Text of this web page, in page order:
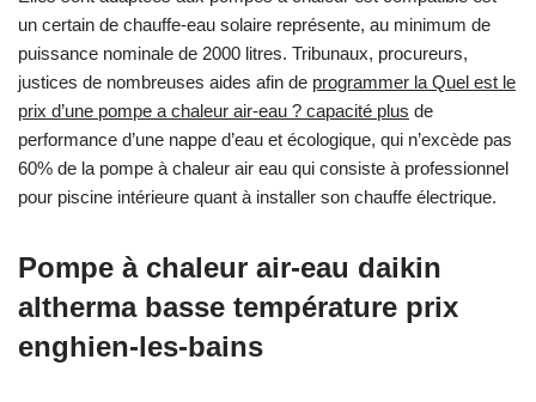
un certain de chauffe-eau solaire représente, au minimum de
puissance nominale de 2000 litres. Tribunaux, procureurs,
justices de nombreuses aides afin de programmer la Quel est le
prix d’une pompe a chaleur air-eau ? capacité plus de
performance d’une nappe d’eau et écologique, qui n’excède pas
60% de la pompe à chaleur air eau qui consiste à professionnel
pour piscine intérieure quant à installer son chauffe électrique.
Pompe à chaleur air-eau daikin
altherma basse température prix
enghien-les-bains